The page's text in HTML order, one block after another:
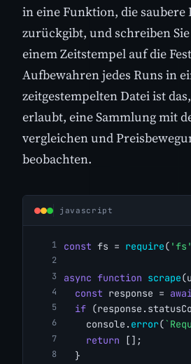
in eine Funktion, die saubere
zurückgibt, und schreiben
einem Zeitstempel auf die
Aufbewahren jedes Runs in
zeitgestempelten Datei ist
erlaubt, eine Sammlung mit
vergleichen und
beobachten.
javascript
const fs = require( 'fs'
async function scrape
const response =
if
    console.
error(
return [];
  }